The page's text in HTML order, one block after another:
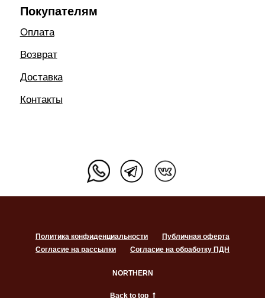
Политика конфиденциальности
Публичная оферта
Согласие на рассылки
Согласие на обработку ПДН
NORTHERN
Back to top